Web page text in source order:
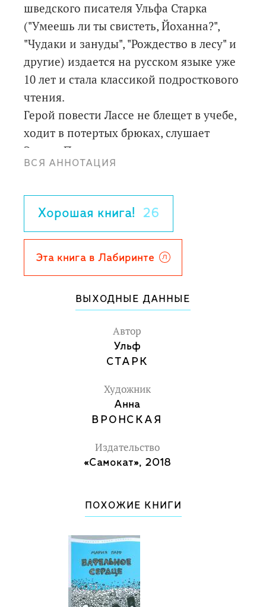
шведского писателя Ульфа Старка
("Умеешь ли ты свистеть, Йоханна?",
"Чудаки и зануды", "Рождество в лесу" и
другие) издается на русском языке уже
10 лет и стала классикой подросткового
чтения.
Герой повести Лассе не блещет в учебе,
ходит в потертых брюках, слушает
Элвиса Пресли и хулиганит на улицах.
Но однажды его жизнь круто меняется.
делать выбор между новым образом
примерного мальчика с блестящими
перспективами и прежним Лассе,
похожим на своего "непутевого" и
угрюмого, как медведь, отца.
Он пытается примирить два
противоречивых мира, найти свое
место в жизни и, главное, доказать
самому себе, что может сделать
ВСЯ АННОТАЦИЯ
Хорошая книга! 26
Эта книга в Лабиринте
ВЫХОДНЫЕ ДАННЫЕ
Автор
Ульф
СТАРК
Художник
Анна
ВРОНСКАЯ
Издательство
«Самокат», 2018
ПОХОЖИЕ КНИГИ